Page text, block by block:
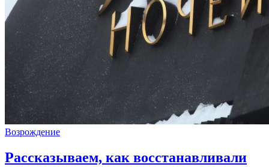
Возрождение
Рассказываем, как восстанавливали